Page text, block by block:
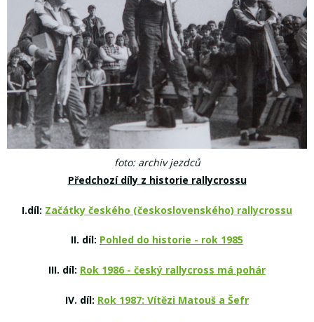
foto: archiv jezdců
Předchozí díly z historie rallycrossu
I.díl: Začátky českého (československého) rallycrossu
II. díl: Pohled do historie - rok 1985
III. díl: Rok 1986 - český rallycross má pohár
IV. díl: Rok 1987: Vítězi Matouš a Šefr